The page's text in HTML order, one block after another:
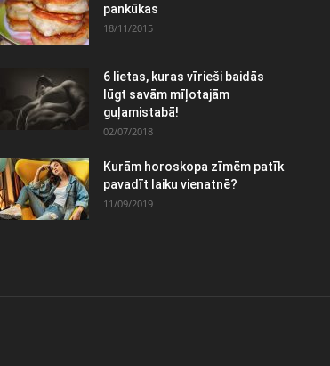
pankūkas
18/11/2015
6 lietas, kuras vīrieši baidās
lūgt savām mīļotajām
guļamistabā!
02/07/2018
Kurām horoskopa zīmēm patīk
pavadīt laiku vienatnē?
11/09/2019